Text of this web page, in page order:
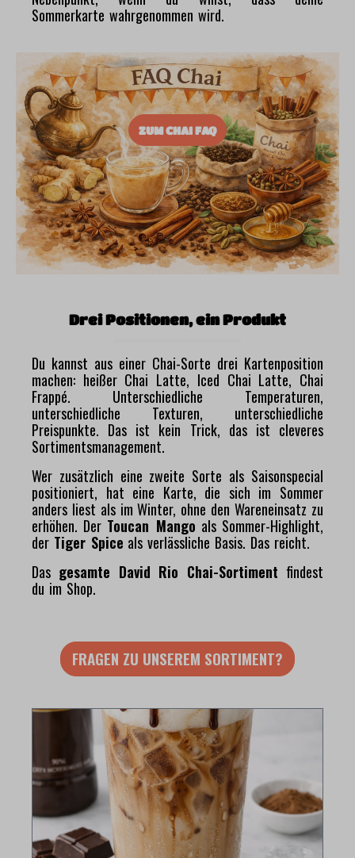
Sommerkarte wahrgenommen wird.
ZUM CHAI FAQ
Drei Positionen, ein Produkt
Du kannst aus einer Chai-Sorte drei Kartenposition
machen: heißer Chai Latte, Iced Chai Latte, Chai
Frappé. Unterschiedliche Temperaturen,
unterschiedliche Texturen, unterschiedliche
Preispunkte. Das ist kein Trick, das ist cleveres
Sortimentsmanagement.
Wer zusätzlich eine zweite Sorte als Saisonspecial
positioniert, hat eine Karte, die sich im Sommer
anders liest als im Winter, ohne den Wareneinsatz zu
erhöhen. Der Toucan Mango als Sommer-Highlight,
der Tiger Spice als verlässliche Basis. Das reicht.
Das gesamte David Rio Chai-Sortiment findest
du im Shop.
FRAGEN ZU UNSEREM SORTIMENT?